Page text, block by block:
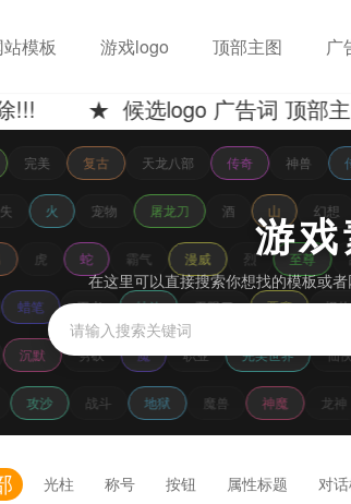
站模板 游戏logo 顶部主图 广
★ 候选logo 广告词 顶部主图
完美 复古 天龙八部 传奇 神兽
火 宠物 屠龙刀 酒 山 幻想
虎 蛇 霸气 漫威 烈 至尊
蜡笔 王者 特效 无限刀 恶魔 怪
沉默 劈砍 魔 职业 完美世界 仙侠
攻沙 战斗 地狱 魔兽 神魔 龙神
游
在这里可以直接搜索你想找的模板或
光柱 称号 按钮 属性标题 对